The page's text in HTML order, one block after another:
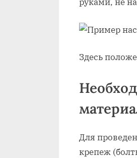
Здесь
Для
крепеж